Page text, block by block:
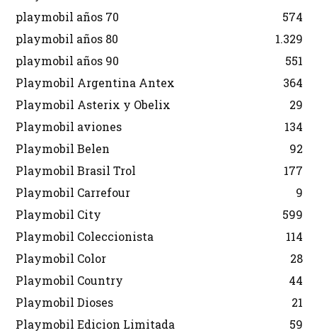
playmobil años 70
574
playmobil años 80
1.329
playmobil años 90
551
Playmobil Argentina Antex
364
Playmobil Asterix y Obelix
29
Playmobil aviones
134
Playmobil Belen
92
Playmobil Brasil Trol
177
Playmobil Carrefour
9
Playmobil City
599
Playmobil Coleccionista
114
Playmobil Color
28
Playmobil Country
44
Playmobil Dioses
21
Playmobil Edicion Limitada
59